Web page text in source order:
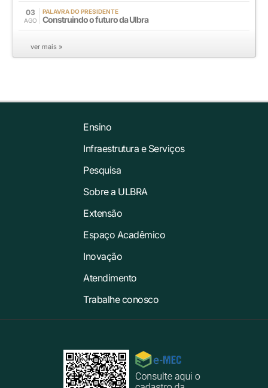
03
AGO
PALAVRA DO PRESIDENTE
Construindo o futuro da Ulbra
ver mais »
Ensino
Infraestrutura e Serviços
Pesquisa
Sobre a ULBRA
Extensão
Espaço Acadêmico
Inovação
Atendimento
Trabalhe conosco